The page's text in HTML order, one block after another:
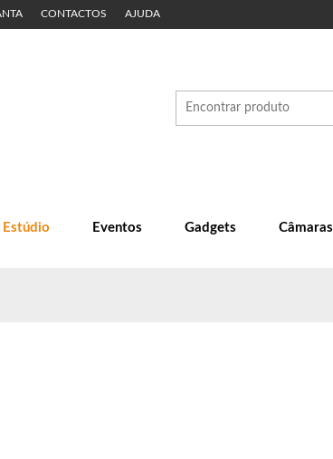
CONTACTOS AJUDA
Estúdio Eventos Gadgets Câmaras